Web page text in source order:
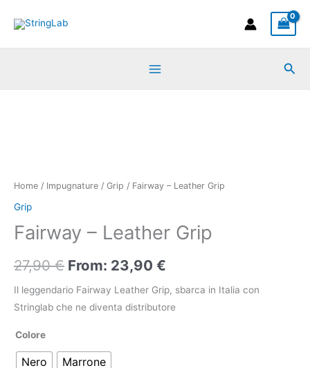
Home / Impugnature / Grip / Fairway – Leather Grip
Grip
Fairway – Leather Grip
27,90€ From: 23,90 €
Il leggendario Fairway Leather Grip, sbarca in Italia con
Stringlab che ne diventa distributore
Colore
Nero Marrone